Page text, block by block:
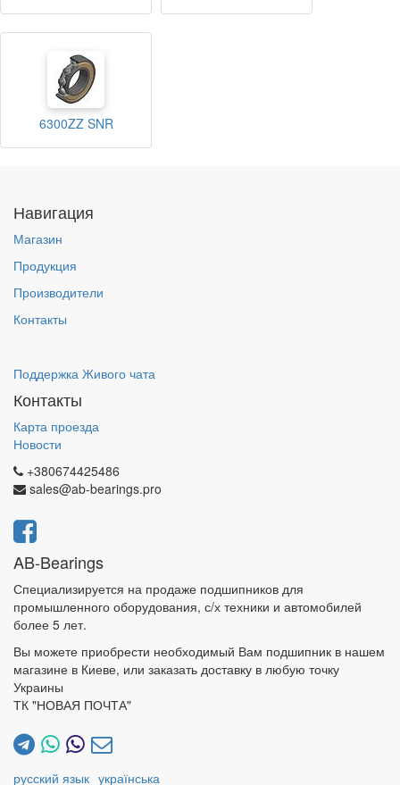
6300ZZ SNR
Навигация
Магазин
Продукция
Производители
Контакты
Поддержка Живого чата
Контакты
Карта проезда
Новости
+380674425486
sales@ab-bearings.pro
AB-Bearings
Специализируется на продаже подшипников для
промышленного оборудования, с/х техники и автомобилей
более 5 лет.
Вы можете приобрести необходимый Вам подшипник в нашем
магазине в Киеве, или заказать доставку в любую точку
Украины
ТК "НОВАЯ ПОЧТА"
русский язык українська